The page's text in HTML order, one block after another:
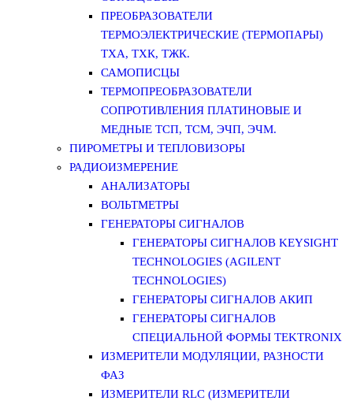
ПРЕОБРАЗОВАТЕЛИ
ТЕРМОЭЛЕКТРИЧЕСКИЕ (ТЕРМОПАРЫ)
ТХА, ТХК, ТЖК.
САМОПИСЦЫ
ТЕРМОПРЕОБРАЗОВАТЕЛИ
СОПРОТИВЛЕНИЯ ПЛАТИНОВЫЕ И
МЕДНЫЕ ТСП, ТСМ, ЭЧП, ЭЧМ.
ПИРОМЕТРЫ И ТЕПЛОВИЗОРЫ
РАДИОИЗМЕРЕНИЕ
АНАЛИЗАТОРЫ
ВОЛЬТМЕТРЫ
ГЕНЕРАТОРЫ СИГНАЛОВ
ГЕНЕРАТОРЫ СИГНАЛОВ KEYSIGHT
TECHNOLOGIES (AGILENT
TECHNOLOGIES)
ГЕНЕРАТОРЫ СИГНАЛОВ АКИП
ГЕНЕРАТОРЫ СИГНАЛОВ
СПЕЦИАЛЬНОЙ ФОРМЫ TEKTRONIX
ИЗМЕРИТЕЛИ МОДУЛЯЦИИ, РАЗНОСТИ
ФАЗ
ИЗМЕРИТЕЛИ RLC (ИЗМЕРИТЕЛИ